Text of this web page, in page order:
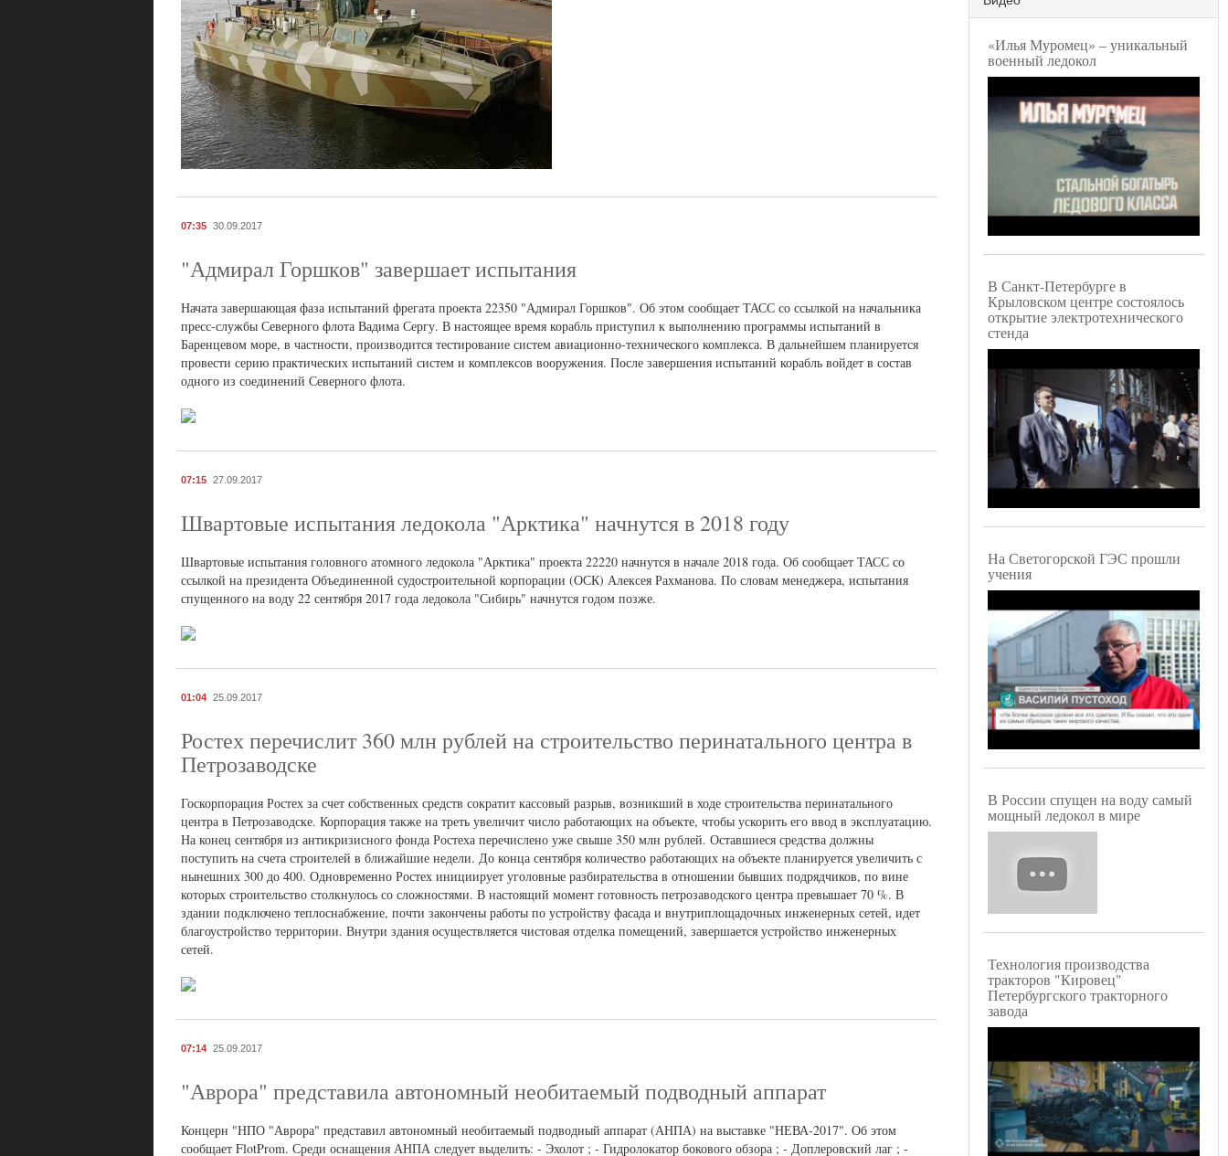
07:35 30.09.2017
"Адмирал Горшков" завершает испытания
Начата завершающая фаза испытаний фрегата проекта 22350 "Адмирал Горшков". Об этом сообщает ТАСС со ссылкой на начальника
пресс-службы Северного флота Вадима Сергу. В настоящее время корабль приступил к выполнению программы испытаний в
Баренцевом море, в частности, производится тестирование систем авиационно-технического комплекса. В дальнейшем планируется
провести серию практических испытаний систем и комплексов вооружения. После завершения испытаний корабль войдет в состав
одного из соединений Северного флота.
07:15 27.09.2017
Швартовые испытания ледокола "Арктика" начнутся в 2018 году
Швартовые испытания головного атомного ледокола "Арктика" проекта 22220 начнутся в начале 2018 года. Об сообщает ТАСС со
ссылкой на президента Объединенной судостроительной корпорации (ОСК) Алексея Рахманова. По словам менеджера, испытания
спущенного на воду 22 сентября 2017 года ледокола "Сибирь" начнутся годом позже.
01:04 25.09.2017
Ростех перечислит 360 млн рублей на строительство перинатального центра в
Петрозаводске
Госкорпорация Ростех за счет собственных средств сократит кассовый разрыв, возникший в ходе строительства перинатального
центра в Петрозаводске. Корпорация также на треть увеличит число работающих на объекте, чтобы ускорить его ввод в эксплуатацию.
На конец сентября из антикризисного фонда Ростеха перечислено уже свыше 350 млн рублей. Оставшиеся средства должны
поступить на счета строителей в ближайшие недели. До конца сентября количество работающих на объекте планируется увеличить с
нынешних 300 до 400. Одновременно Ростех инициирует уголовные разбирательства в отношении бывших подрядчиков, по вине
которых строительство столкнулось со сложностями. В настоящий момент готовность петрозаводского центра превышает 70 %. В
здании подключено теплоснабжение, почти закончены работы по устройству фасада и внутриплощадочных инженерных сетей, идет
благоустройство территории. Внутри здания осуществляется чистовая отделка помещений, завершается устройство инженерных
сетей.
07:14 25.09.2017
"Аврора" представила автономный необитаемый подводный аппарат
Концерн "НПО "Аврора" представил автономный необитаемый подводный аппарат (АНПА) на выставке "НЕВА-2017". Об этом
сообщает FlotProm. Среди оснащения АНПА следует выделить: - Эхолот ; - Гидролокатор бокового обзора ; - Доплеровский лаг ; -
«Илья Муромец» – уникальный
военный ледокол
В Санкт-Петербурге в
Крыловском центре состоялось
открытие электротехнического
стенда
На Светогорской ГЭС прошли
учения
В России спущен на воду самый
мощный ледокол в мире
Технология производства
тракторов "Кировец"
Петербургского тракторного
завода